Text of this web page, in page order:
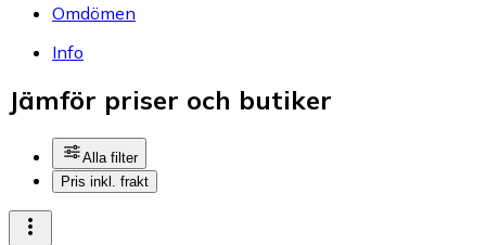
Omdömen
Info
Jämför priser och butiker
Alla filter
Pris inkl. frakt